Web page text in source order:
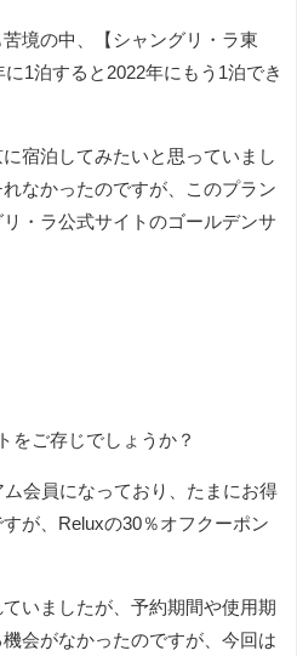
境の中、【シャングリ・ラ東
1泊すると2022年にもう1泊でき
宿泊してみたいと思っていまし
なかったのですが、このプラン
・ラ公式サイトのゴールデンサ
をご存じでしょうか？
会員になっており、たまにお得
が、Reluxの30％オフクーポン
いましたが、予約期間や使用期
会がなかったのですが、今回は